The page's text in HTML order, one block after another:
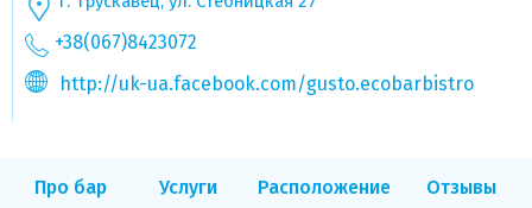
+38(067)8423072
http://uk-ua.facebook.com/gusto.ecobarbistro
Про бар Услуги Расположение Отзывы